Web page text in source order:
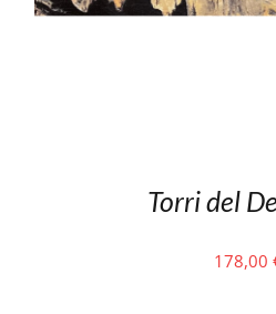
Torri del
178,00